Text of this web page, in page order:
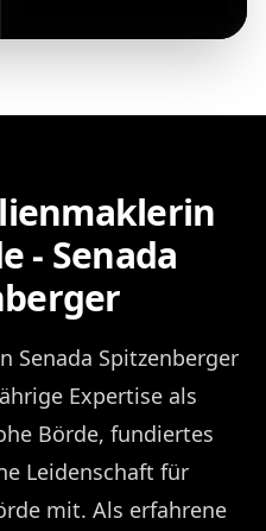
- Senada
Senada Spitzenberger
Expertise als
Börde, fundiertes
Leidenschaft für
mit. Als erfahrene